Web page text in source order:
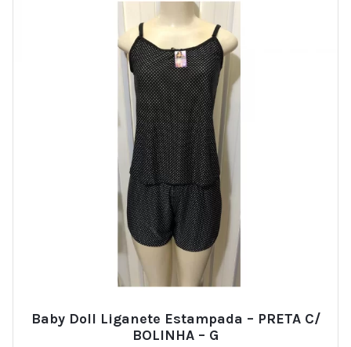
Baby Doll Liganete Estampada – PRETA C/
BOLINHA – G